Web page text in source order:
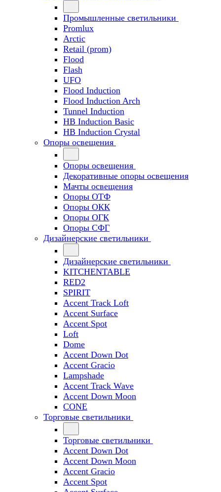
Промышленные светильники
Promlux
Arctic
Retail (prom)
Flood
Flash
UFO
Flood Induction
Flood Induction Arch
Tunnel Induction
HB Induction Basic
HB Induction Crystal
Опоры освещения
Опоры освещения
Декоративные опоры освещения
Мачты освещения
Опоры ОТФ
Опоры ОКК
Опоры ОГК
Опоры СФГ
Дизайнерские светильники
Дизайнерские светильники
KITCHENTABLE
RED2
SPIRIT
Accent Track Loft
Accent Surface
Accent Spot
Loft
Dome
Accent Down Dot
Accent Gracio
Lampshade
Accent Track Wave
Accent Down Moon
CONE
Торговые светильники
Торговые светильники
Accent Down Dot
Accent Down Moon
Accent Gracio
Accent Spot